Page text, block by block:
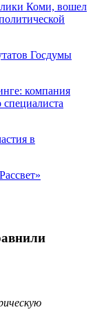
Коми, вошел
Госдумы
компания
специалиста
в